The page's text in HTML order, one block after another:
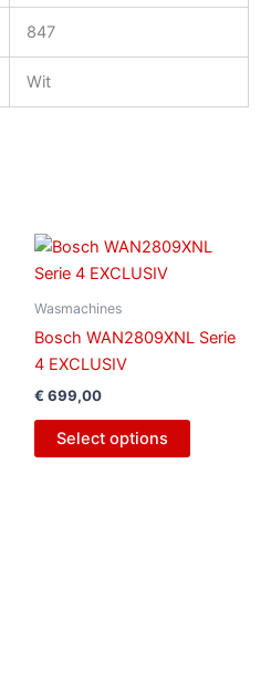
847
Wit
Wasmachines
Bosch WAN2809XNL Serie
4 EXCLUSIV
€ 699,00
Select options